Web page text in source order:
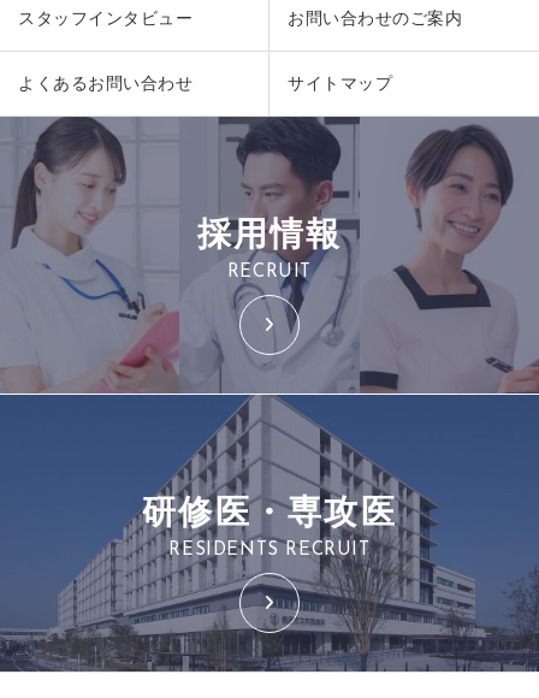
スタッフインタビュー お問い合わせのご案内
よくあるお問い合わせ サイトマップ
採用情報
RECRUIT
研修医・専攻医
RESIDENTS RECRUIT